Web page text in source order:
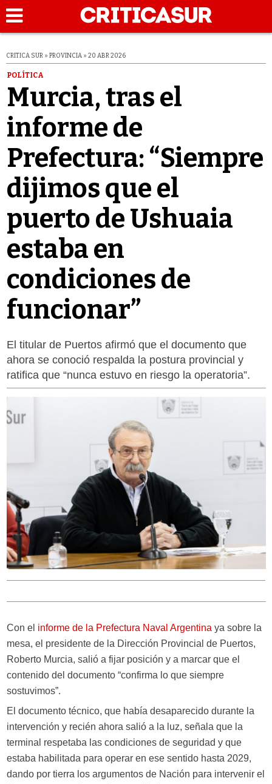
CRITICA SUR » PROVINCIA » 20 ABR 2026
POLÍTICA
Murcia, tras el
informe de
Prefectura: “Siempre
dijimos que el
puerto de Ushuaia
estaba en
condiciones de
funcionar”
El titular de Puertos afirmó que el documento que
ahora se conoció respalda la postura provincial y
ratifica que “nunca estuvo en riesgo la operatoria”.
Con el informe de la Prefectura Naval Argentina ya sobre la
mesa, el presidente de la Dirección Provincial de Puertos,
Roberto Murcia, salió a fijar posición y a marcar que el
contenido del documento “confirma lo que siempre
sostuvimos”.
El documento técnico, que había desaparecido durante la
intervención y recién ahora salió a la luz, señala que la
terminal respetaba las condiciones de seguridad y que
estaba habilitada para operar en ese sentido hasta 2029,
dando por tierra los argumentos de Nación para intervenir el